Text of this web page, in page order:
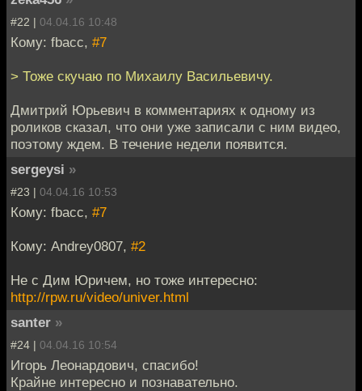
#22 | 04.04.16 10:48
Кому: fbacc, #7
> Тоже скучаю по Михаилу Васильевичу.
Дмитрий Юрьевич в комментариях к одному из
роликов сказал, что они уже записали с ним видео,
поэтому ждем. В течение недели появится.
sergeysi »
#23 | 04.04.16 10:53
Кому: fbacc, #7
Кому: Andrey0807, #2
Не с Дим Юричем, но тоже интересно:
http://rpw.ru/video/univer.html
santer »
#24 | 04.04.16 10:54
Игорь Леонардович, спасибо!
Крайне интересно и познавательно.